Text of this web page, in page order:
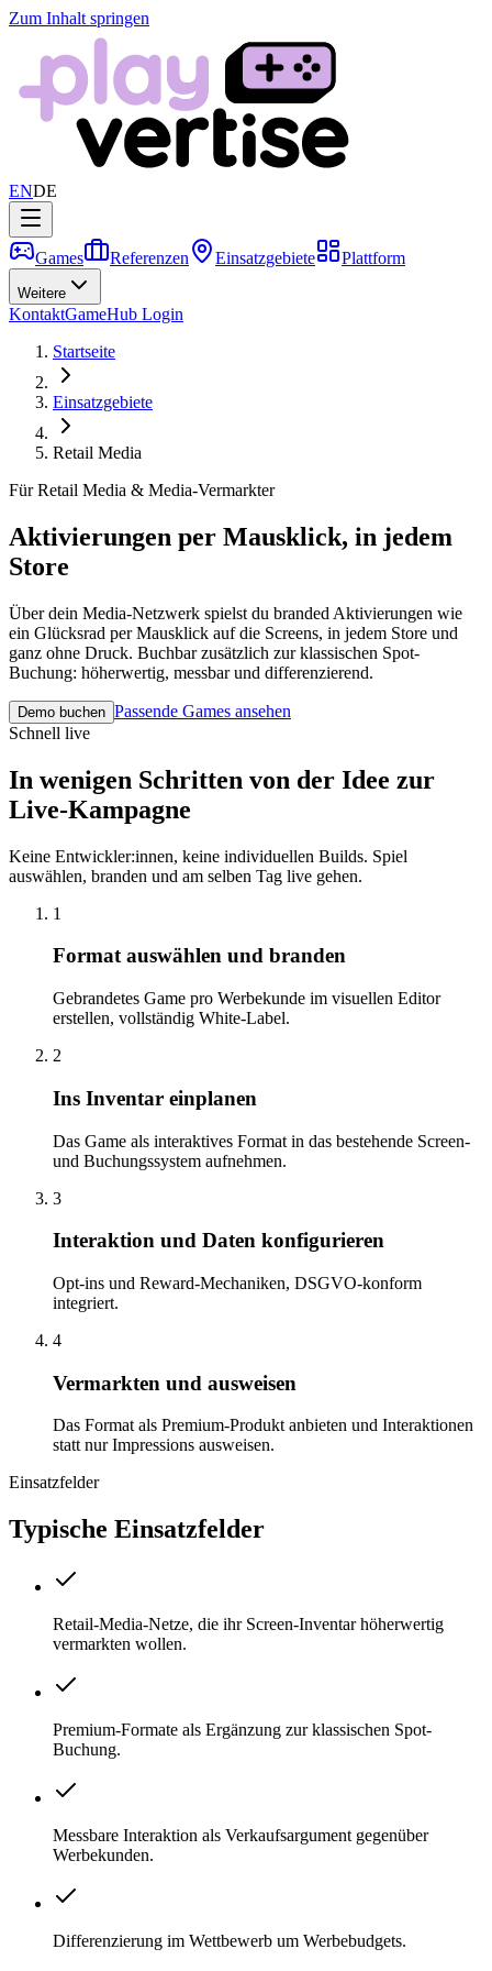
Zum Inhalt springen
ENDE
Games Referenzen Einsatzgebiete Plattform
Weitere
KontaktGameHub Login
Startseite
Einsatzgebiete
Retail Media
Für Retail Media & Media-Vermarkter
Aktivierungen per Mausklick, in jedem
Store
Über dein Media-Netzwerk spielst du branded Aktivierungen wie
ein Glücksrad per Mausklick auf die Screens, in jedem Store und
ganz ohne Druck. Buchbar zusätzlich zur klassischen Spot-
Buchung: höherwertig, messbar und differenzierend.
Demo buchen Passende Games ansehen
Schnell live
In wenigen Schritten von der Idee zur
Live-Kampagne
Keine Entwickler:innen, keine individuellen Builds. Spiel
auswählen, branden und am selben Tag live gehen.
1
Format auswählen und branden
Gebrandetes Game pro Werbekunde im visuellen Editor
erstellen, vollständig White-Label.
2
Ins Inventar einplanen
Das Game als interaktives Format in das bestehende Screen-
und Buchungssystem aufnehmen.
3
Interaktion und Daten konfigurieren
Opt-ins und Reward-Mechaniken, DSGVO-konform
integriert.
4
Vermarkten und ausweisen
Das Format als Premium-Produkt anbieten und Interaktionen
statt nur Impressions ausweisen.
Einsatzfelder
Typische Einsatzfelder
Retail-Media-Netze, die ihr Screen-Inventar höherwertig
vermarkten wollen.
Premium-Formate als Ergänzung zur klassischen Spot-
Buchung.
Messbare Interaktion als Verkaufsargument gegenüber
Werbekunden.
Differenzierung im Wettbewerb um Werbebudgets.